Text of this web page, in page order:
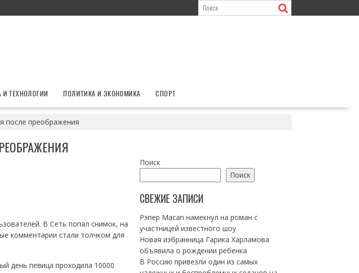
И ТЕХНОЛОГИИ ПОЛИТИКА И ЭКОНОМИКА СПОРТ
после преображения
В Сеть попал снимок, на
комментарии стали толчком для
день певица проходила 10000
Поиск
Поиск
СВЕЖИЕ ЗАПИСИ
Рэпер Macan намекнул на роман с
участницей известного шоу
Новая избранница Гарика Харламова
объявила о рождении ребенка
В Россию привезли один из самых